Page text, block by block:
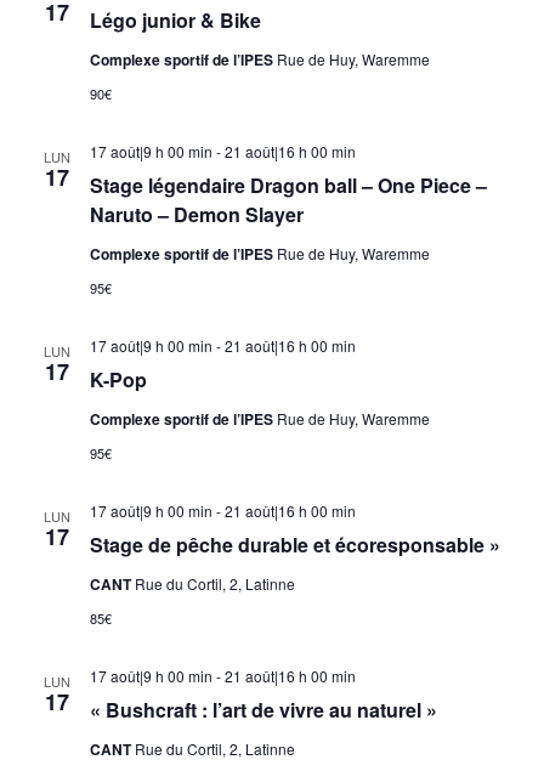
17 Légo junior & Bike
Complexe sportif de l’IPES Rue de Huy, Waremme
90€
LUN
17
Stage légendaire Dragon ball – One Piece –
Naruto – Demon Slayer
17 août|9 h 00 min -21 août|16 h 00 min
Complexe sportif de l’IPES Rue de Huy, Waremme
95€
LUN
17 K-Pop
17 août|9 h 00 min -21 août|16 h 00 min
Complexe sportif de l’IPES Rue de Huy, Waremme
95€
LUN
17 Stage de pêche durable et écoresponsable »
17 août|9 h 00 min -21 août|16 h 00 min
CANTRue du Cortil, 2, Latinne
85€
LUN
17 « Bushcraft : l’art de vivre au naturel »
17 août|9 h 00 min -21 août|16 h 00 min
CANTRue du Cortil, 2, Latinne